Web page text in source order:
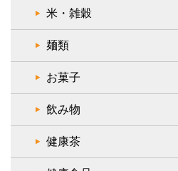
米・雑穀
麺類
お菓子
飲み物
健康茶